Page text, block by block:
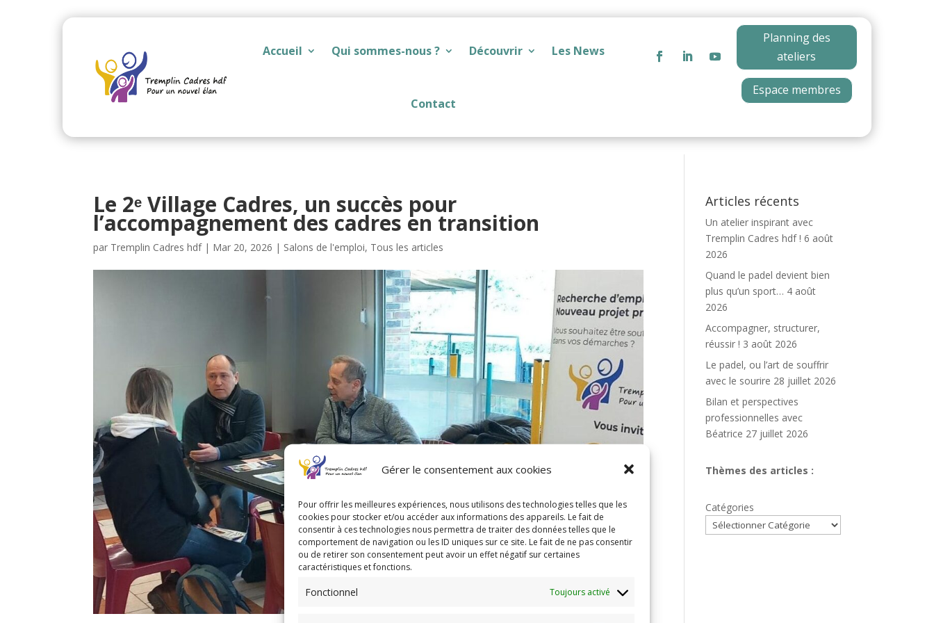
Gérer le consentement aux cookies
Pour offrir les meilleures expériences, nous utilisons des technologies telles que les
cookies pour stocker et/ou accéder aux informations des appareils. Le fait de
consentir à ces technologies nous permettra de traiter des données telles que le
comportement de navigation ou les ID uniques sur ce site. Le fait de ne pas consentir
ou de retirer son consentement peut avoir un effet négatif sur certaines
caractéristiques et fonctions.
Fonctionnel Toujours activé
Accueil Qui sommes-nous ? Découvrir Les News
Contact
Planning des
ateliers
Espace membres
Le 2ᵉ Village Cadres, un succès pour
l’accompagnement des cadres en transition
par Tremplin Cadres hdf| Mar 20, 2026 | Salons de l'emploi, Tous les articles
Articles récents
Un atelier inspirant avec
Tremplin Cadres hdf ! 6 août
2026
Quand le padel devient bien
plus qu’un sport… 4 août
2026
Accompagner, structurer,
réussir ! 3 août 2026
Le padel, ou l’art de souffrir
avec le sourire 28 juillet 2026
Bilan et perspectives
professionnelles avec
Béatrice 27 juillet 2026
Thèmes des articles :
Catégories